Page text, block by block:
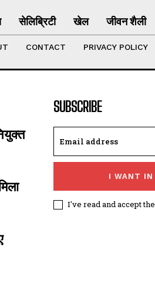
सेलिब्रिटी खेल जीवन शैली
CONTACT PRIVACY POLICY
SUBSCRIBE
I WANT IN
I've read and accept the